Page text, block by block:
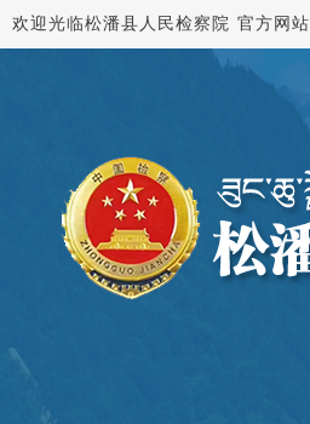
欢迎光临松潘县人民检察院 官方网站